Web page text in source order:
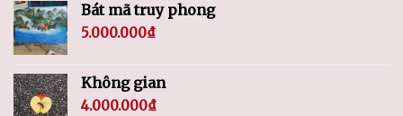
Bát mã truy phong
5.000.000₫
Không gian
4.000.000₫